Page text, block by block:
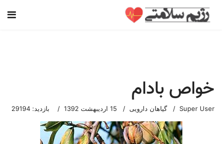
خواص بادام
Super User گیاهان دارویی 15 ارديبهشت 1392 بازدید: 29194